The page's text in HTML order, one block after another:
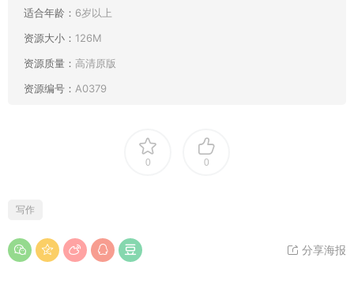
适合年龄： 6岁以上
资源大小： 126M
资源质量： 高清原版
资源编号： A0379
0 0
写作
分享海报